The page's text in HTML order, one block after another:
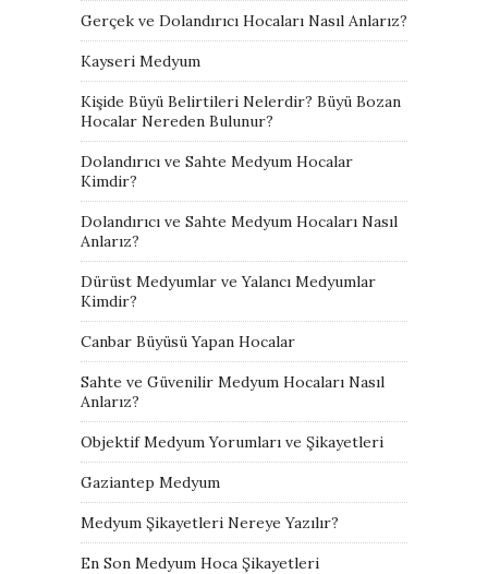
Gerçek ve Dolandırıcı Hocaları Nasıl Anlarız?
Kayseri Medyum
Kişide Büyü Belirtileri Nelerdir? Büyü Bozan
Hocalar Nereden Bulunur?
Dolandırıcı ve Sahte Medyum Hocalar
Kimdir?
Dolandırıcı ve Sahte Medyum Hocaları Nasıl
Anlarız?
Dürüst Medyumlar ve Yalancı Medyumlar
Kimdir?
Canbar Büyüsü Yapan Hocalar
Sahte ve Güvenilir Medyum Hocaları Nasıl
Anlarız?
Objektif Medyum Yorumları ve Şikayetleri
Gaziantep Medyum
Medyum Şikayetleri Nereye Yazılır?
En Son Medyum Hoca Şikayetleri